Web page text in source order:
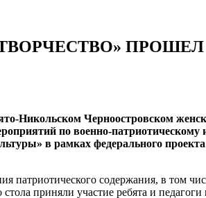
ПРОШЕЛ
Никольском Черноостровском
по военно-патриотическому
в рамках федерального
патриотического содержания, в том
приняли участие ребята и педагоги